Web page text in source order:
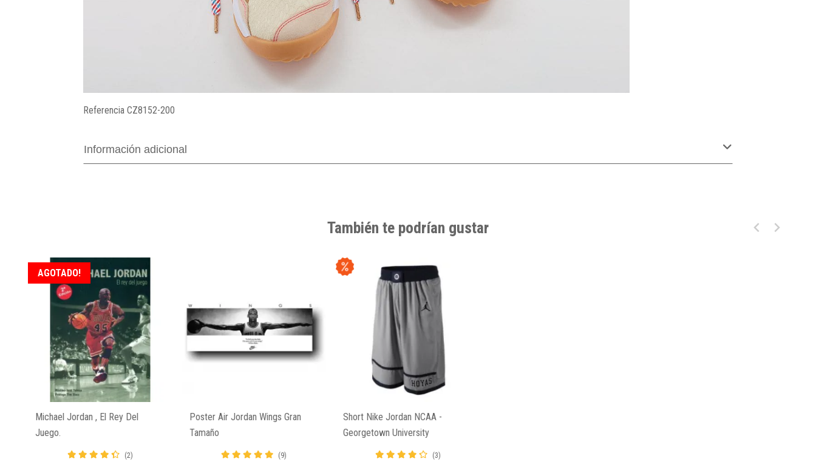
Referencia CZ8152-200
Información adicional
También te podrían gustar
Michael Jordan , El Rey Del
Juego.
(2)
AGOTADO!
Poster Air Jordan Wings Gran
Tamaño
(9)
Short Nike Jordan NCAA -
Georgetown University
(3)